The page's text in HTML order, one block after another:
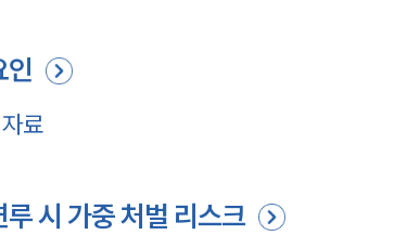
인
료
시 가중 처벌 리스크